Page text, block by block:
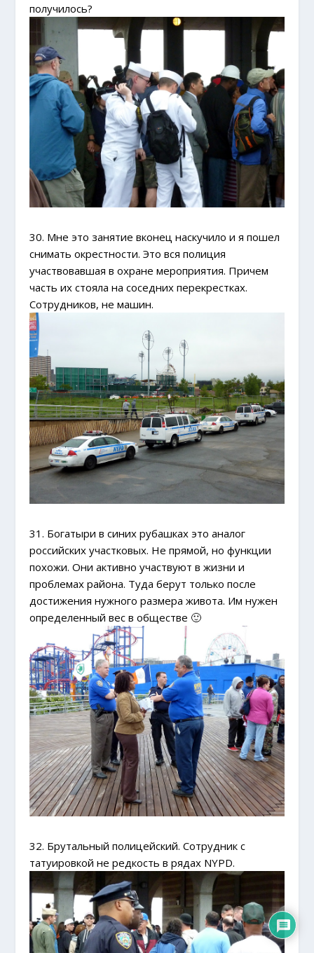
получилось?
30. Мне это занятие вконец наскучило и я пошел
снимать окрестности. Это вся полиция
участвовавшая в охране мероприятия. Причем
часть их стояла на соседних перекрестках.
Сотрудников, не машин.
31. Богатыри в синих рубашках это аналог
российских участковых. Не прямой, но функции
похожи. Они активно участвуют в жизни и
проблемах района. Туда берут только после
достижения нужного размера живота. Им нужен
определенный вес в обществе 🙂
32. Брутальный полицейский. Сотрудник с
татуировкой не редкость в рядах NYPD.